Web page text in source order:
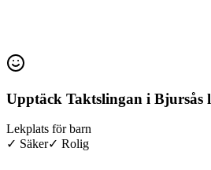
Upptäck Taktslingan i Bjursås
Lekplats för barn
✓ Säker✓ Rolig